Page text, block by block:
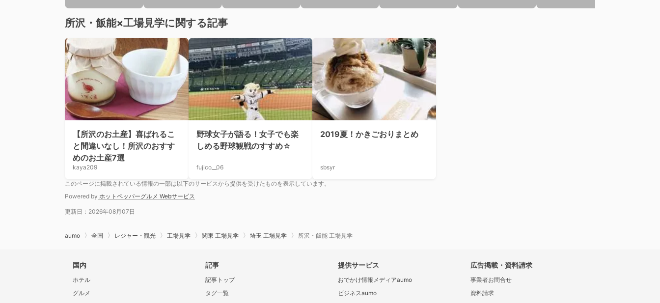
所沢・飯能×工場見学に関する記事
【所沢のお土産】喜ばれるこ
と間違いなし！所沢のおすす
めのお土産7選
kaya209
野球女子が語る！女子でも楽
しめる野球観戦のすすめ☆
fujico__06
2019夏！かきごおりまとめ
sbsyr
このページに掲載されている情報の一部は以下のサービスから提供を受けたものを表示しています。
Powered by ホットペッパーグルメ Webサービス
更新日：2026年08月07日
aumo 全国 レジャー・観光 工場見学 関東 工場見学 埼玉 工場見学 所沢・飯能 工場見学
国内
ホテル
グルメ
記事
記事トップ
タグ一覧
提供サービス
おでかけ情報メディアaumo
ビジネスaumo
広告掲載・資料請求
事業者お問合せ
資料請求